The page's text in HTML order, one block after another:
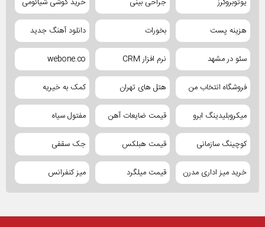
هزینه پست بخورات دانلود آهنگ جدید
سئو در مشهد نرم افزار CRM webone.co
فروشگاه انتخاب من هتل های تهران کمک به خیریه
میکروبلیدینگ ابرو قیمت ضایعات آهن مفتول سیاه
کوچینگ سازمانی قیمت هبلکس جک سقفی
خرید میز اداری مدرن قیمت میلگرد میز کنفرانس